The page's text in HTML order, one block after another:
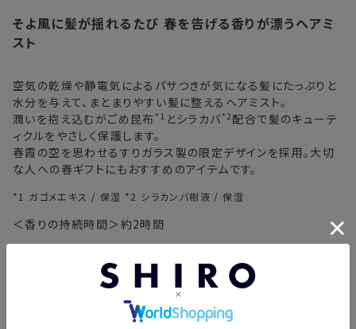
注文後、お届けまでにかかる日数の目安
東北・関東・中部・関西 2〜3日
中国・四国・九州
沖縄県・離島
※以下に該当する場合、上記の日程で発送できない場合がござ
・ラッピングのご注文、繁忙期および休業期間中
・ご注文内容の確認にお時間を要する
・複数製品購入により配送手配に時間がかかる
※ オンラインストアでご購入の場合、発送完了メールの翌日から10日
間。対象の直営店舗でご購入の場合、購入日の翌日から7日間
そよ風に髪が揺れるたび 春を告げる香りが漂うヘアミ
スト
空気の乾燥や静電気によるパサつきが気になる髪にたっぷりと
水分を与えて、まとまりやすい髪に整えるヘアミスト。
潤いを抱え込むがごめ昆布 *1 とシラカバ *2配合で髪のキューテ
ィクルをやさしく保護します。
春霞の空を思わせるすりガラス製の限定デザインを採用。大切
な人への春ギフトにもおすすめのアイテムです。
*1 ガゴメエキス / 保湿 *2 シラカンバ樹液 / 保湿
＜香りの持続時間＞約2時間
・『SPRING LETTER ヘアミスト』を髪全体につけたあと、毛先
ニームヘアバーム 』をなじませれば、さらに輝きのある
つややかな髪に仕上がります。
・オードパルファンよりもさり気なく香るので、フレグランスレイ